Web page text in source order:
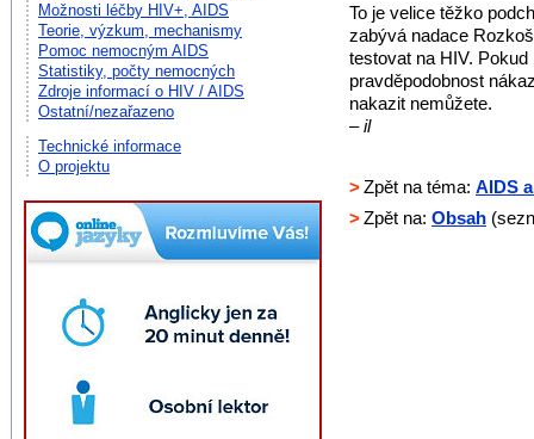
Možnosti léčby HIV+, AIDS
Teorie, výzkum, mechanismy
Pomoc nemocným AIDS
Statistiky, počty nemocných
Zdroje informací o HIV / AIDS
Ostatní/nezařazeno
Technické informace
O projektu
To je velice těžko
zabývá nadace
testovat na HIV.
pravděpodobnost
nakazit nemůžete.
– il
>Zpět na téma: AIDS
>Zpět na: Obsah